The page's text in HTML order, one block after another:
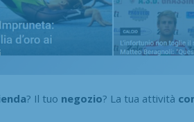
? Il tuo negozio? La tua attività